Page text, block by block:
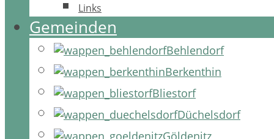
Links
Gemeinden
Behlendorf
Berkenthin
Bliestorf
Düchelsdorf
Göldenitz